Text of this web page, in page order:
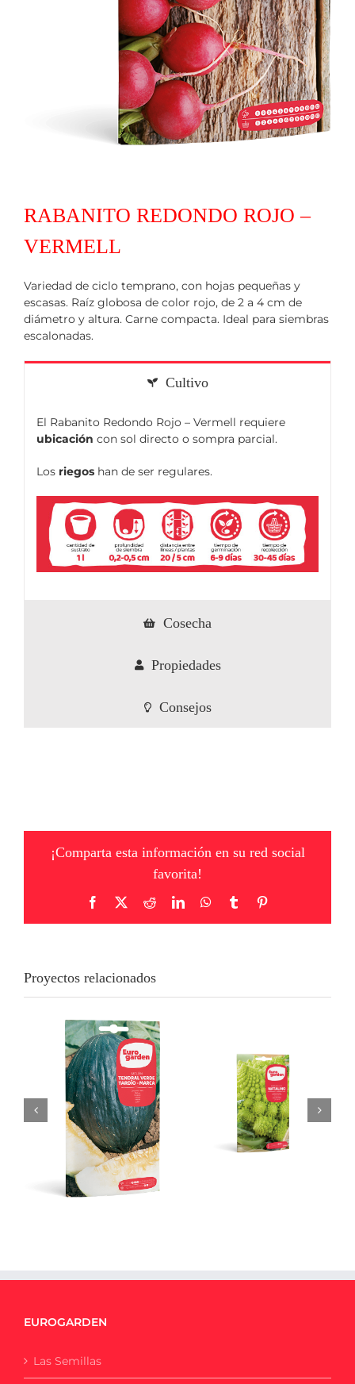
RABANITO REDONDO ROJO –
VERMELL
Variedad de ciclo temprano, con hojas pequeñas y
escasas. Raíz globosa de color rojo, de 2 a 4 cm de
diámetro y altura. Carne compacta. Ideal para siembras
escalonadas.
Cultivo
El Rabanito Redondo Rojo – Vermell requiere
ubicación con sol directo o sompra parcial.
Los riegos han de ser regulares.
Cosecha
Propiedades
Consejos
¡Comparta esta información en su red social
favorita!
Facebook RedditLinkedInWhatsApp
Tumblr
Proyectos relacionados
Melón Tendral
Verde Tardío
Romanesco
Natalino
EUROGARDEN
Las Semillas